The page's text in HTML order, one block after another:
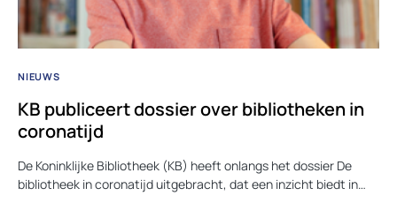
NIEUWS
KB publiceert dossier over bibliotheken in
coronatijd
De Koninklijke Bibliotheek (KB) heeft onlangs het dossier De
bibliotheek in coronatijd uitgebracht, dat een inzicht biedt in…